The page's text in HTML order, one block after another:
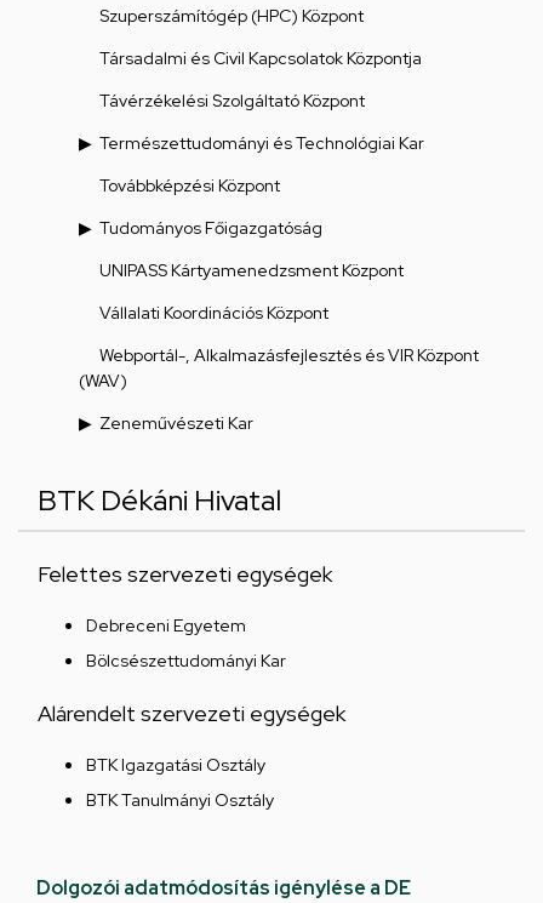
Szuperszámítógép (HPC) Központ
Társadalmi és Civil Kapcsolatok Központja
Távérzékelési Szolgáltató Központ
Természettudományi és Technológiai Kar
Továbbképzési Központ
Tudományos Főigazgatóság
UNIPASS Kártyamenedzsment Központ
Vállalati Koordinációs Központ
Webportál-, Alkalmazásfejlesztés és VIR Központ
(WAV)
Zeneművészeti Kar
BTK Dékáni Hivatal
Felettes szervezeti egységek
Debreceni Egyetem
Bölcsészettudományi Kar
Alárendelt szervezeti egységek
BTK Igazgatási Osztály
BTK Tanulmányi Osztály
Dolgozói adatmódosítás igénylése a DE